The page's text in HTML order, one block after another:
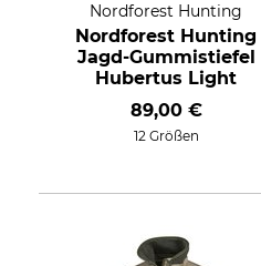
Nordforest Hunting
Nordforest Hunting
Jagd-Gummistiefel
Hubertus Light
89,00 €
12 Größen